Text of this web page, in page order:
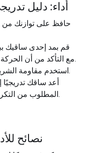
أداء: دليل
حافظ على توازنك من
قم بمد إحدى ساقيك
مع التأكد من أن الحركة مدفوعة بالورك وليس أسفل الظهر.
استخدم مقاومة الشريط لتحدي عضلاتك أثناء تمديد ساقك.
أعد ساقك تدريجيًا
المطلوب من التكرارات قبل التبديل إلى الساق الأخرى.
نصائح